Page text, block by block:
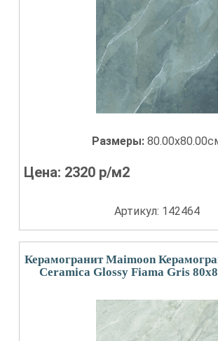
Размеры:
Цена: 2320 р/м2
Артикул: 142464
Керамогранит Maimoon
Ceramica Glossy Fiama Gris